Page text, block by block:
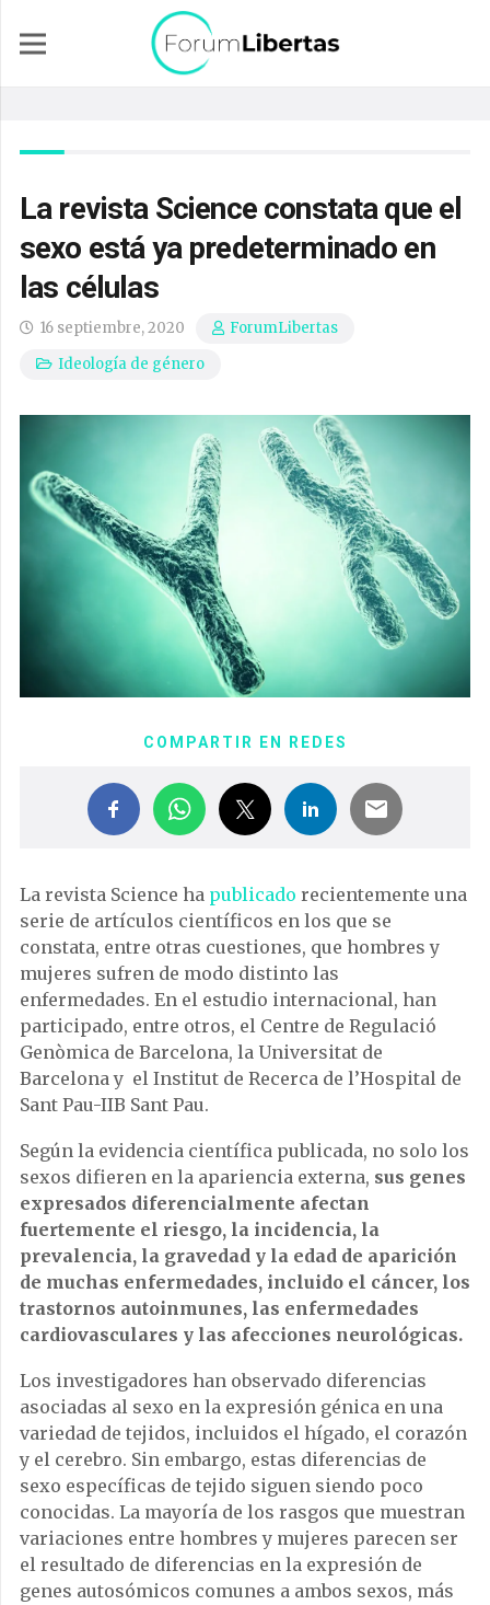
La revista Science constata que el
sexo está ya predeterminado en
las células
16 septiembre, 2020
ForumLibertas
Ideología de género
COMPARTIR EN REDES
La revista Science ha publicado recientemente una
serie de artículos científicos en los que se
constata, entre otras cuestiones, que hombres y
mujeres sufren de modo distinto las
enfermedades. En el estudio internacional, han
participado, entre otros, el Centre de Regulació
Genòmica de Barcelona, la Universitat de
Barcelona y el Institut de Recerca de l’Hospital de
Sant Pau-IIB Sant Pau.
Según la evidencia científica publicada, no solo los
sexos difieren en la apariencia externa, sus genes
expresados ​​diferencialmente afectan
fuertemente el riesgo, la incidencia, la
prevalencia, la gravedad y la edad de aparición
de muchas enfermedades, incluido el cáncer, los
trastornos autoinmunes, las enfermedades
cardiovasculares y las afecciones neurológicas.
Los investigadores han observado diferencias
asociadas al sexo en la expresión génica en una
variedad de tejidos, incluidos el hígado, el corazón
y el cerebro. Sin embargo, estas diferencias de
sexo específicas de tejido siguen siendo poco
conocidas. La mayoría de los rasgos que muestran
variaciones entre hombres y mujeres parecen ser
el resultado de diferencias en la expresión de
genes autosómicos comunes a ambos sexos, más